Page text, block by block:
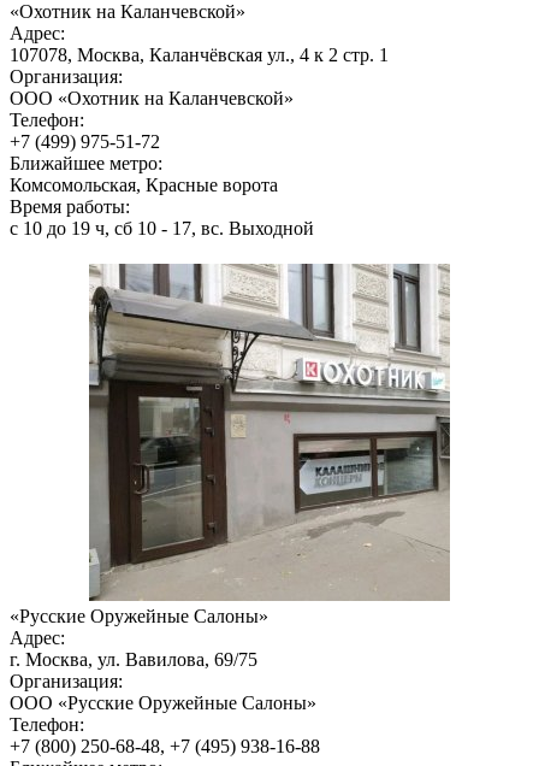
«Охотник на Каланчевской»
Адрес:
107078, Москва, Каланчёвская ул., 4 к 2 стр. 1
Организация:
ООО «Охотник на Каланчевской»
Телефон:
+7 (499) 975-51-72
Ближайшее метро:
Комсомольская, Красные ворота
Время работы:
с 10 до 19 ч, сб 10 - 17, вс. Выходной
«Русские Оружейные Салоны»
Адрес:
г. Москва, ул. Вавилова, 69/75
Организация:
ООО «Русские Оружейные Салоны»
Телефон:
+7 (800) 250-68-48, +7 (495) 938-16-88